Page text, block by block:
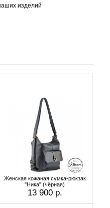
изделий
Женская кожаная сумка-рюкзак
"Ника" (чёрная)
13 900 р.